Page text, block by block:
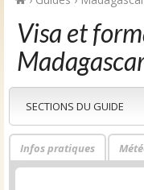
Visa et
SECTIONS DU GUIDE
Infos pratiques